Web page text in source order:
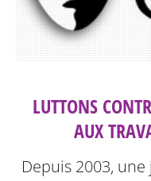
LUTTONS
AUX
Depuis 2003,